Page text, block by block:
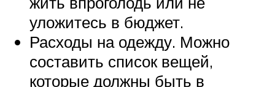
уложитесь в бюджет.
Расходы на одежду. Можно
составить список вещей,
которые должны быть в